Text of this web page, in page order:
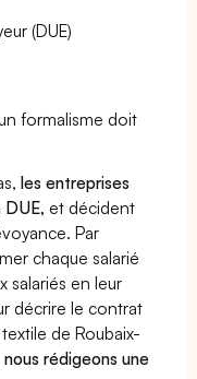
(DUE)
formalisme doit
les entreprises
et décident
Par
chaque salarié
salariés en leur
décrire le contrat
de Roubaix-
nous rédigeons une